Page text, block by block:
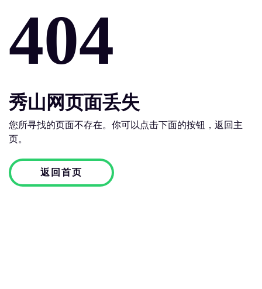
404
秀山网页面丢失
您所寻找的页面不存在。你可以点击下面的按钮，返回主
页。
返回首页